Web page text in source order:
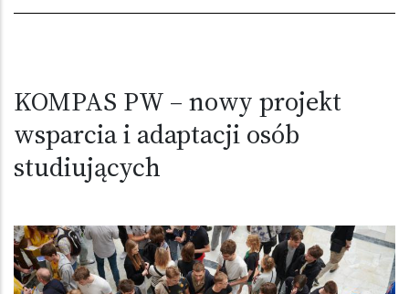
KOMPAS PW – nowy projekt
wsparcia i adaptacji osób
studiujących
Obraz (old)